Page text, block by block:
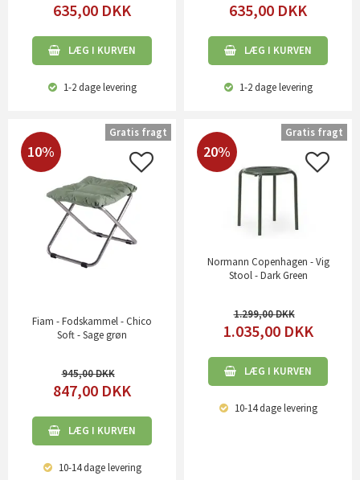
635,00 DKK
LÆG I KURVEN
1-2 dagelevering
635,00 DKK
LÆG I KURVEN
1-2 dagelevering
10%
Fiam - Fodskammel - Chico
Soft - Sage grøn
945,00
847,00 DKK
LÆG I KURVEN
10-14 dagelevering
Gratis fragt
20%
Normann Copenhagen - Vig
Stool - Dark Green
1.299,00
1.035,00 DKK
LÆG I KURVEN
10-14 dagelevering
Gratis fragt